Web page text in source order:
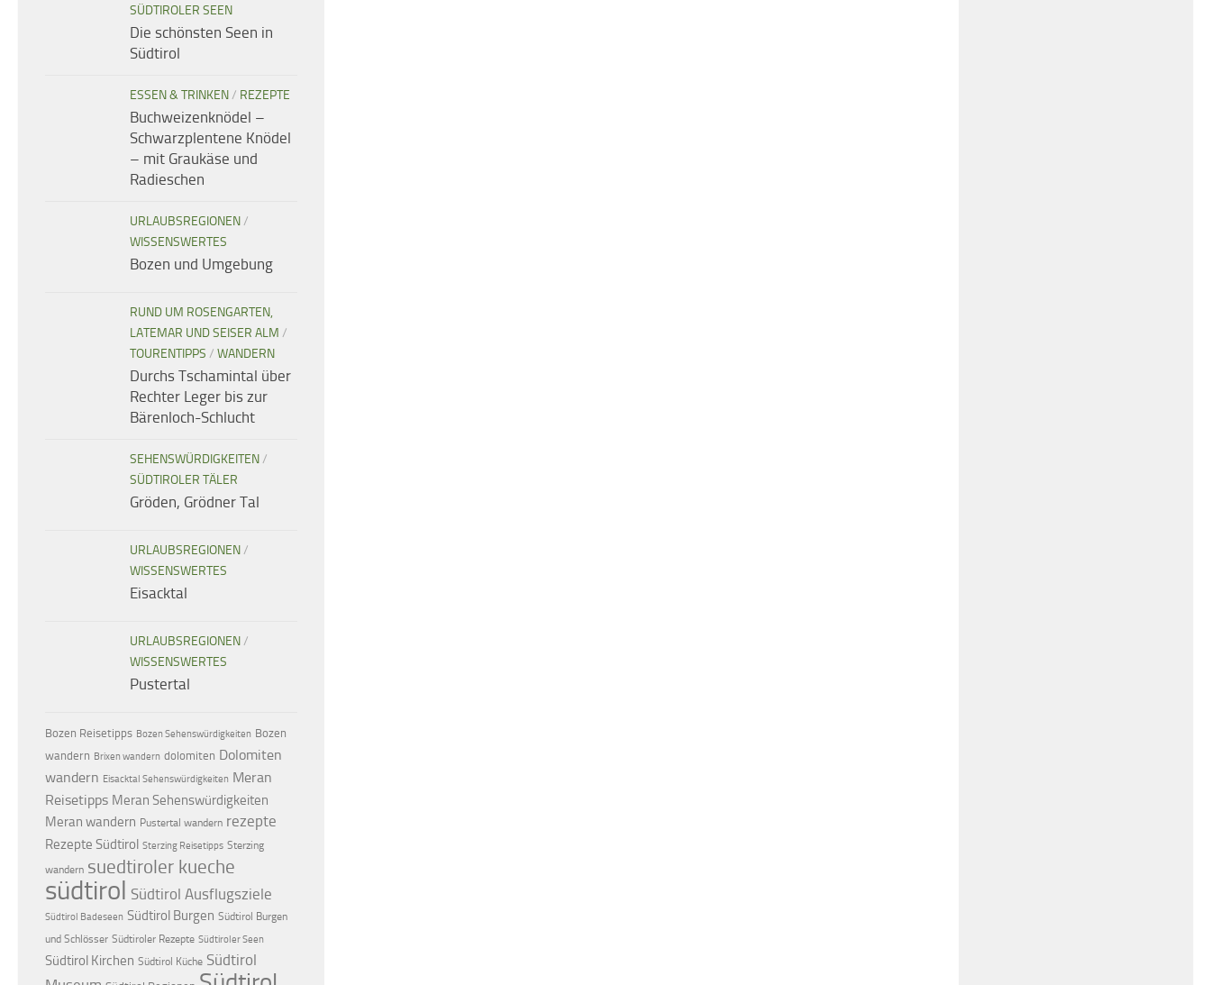
SÜDTIROLER SEEN
Die schönsten Seen in
Südtirol
ESSEN & TRINKEN/ REZEPTE
Buchweizenknödel –
Schwarzplentene Knödel
– mit Graukäse und
Radieschen
URLAUBSREGIONEN/
WISSENSWERTES
Bozen und Umgebung
RUND UM ROSENGARTEN,
LATEMAR UND SEISER ALM /
TOURENTIPPS / WANDERN
Durchs Tschamintal über
Rechter Leger bis zur
Bärenloch-Schlucht
SEHENSWÜRDIGKEITEN/
SÜDTIROLER TÄLER
Gröden, Grödner Tal
URLAUBSREGIONEN/
WISSENSWERTES
Eisacktal
URLAUBSREGIONEN/
WISSENSWERTES
Pustertal
Bozen Reisetipps Bozen Sehenswürdigkeiten Bozen
wandern Brixen wandern dolomiten Dolomiten
wandern Eisacktal Sehenswürdigkeiten Meran
Reisetipps Meran Sehenswürdigkeiten
Meran wandern Pustertal wandern rezepte
Rezepte Südtirol Sterzing Reisetipps Sterzing
wandern suedtiroler kueche
südtirol Südtirol Ausflugsziele
Südtirol Badeseen Südtirol Burgen Südtirol Burgen
und Schlösser Südtiroler Rezepte Südtiroler Seen
Südtirol Kirchen Südtirol Küche Südtirol